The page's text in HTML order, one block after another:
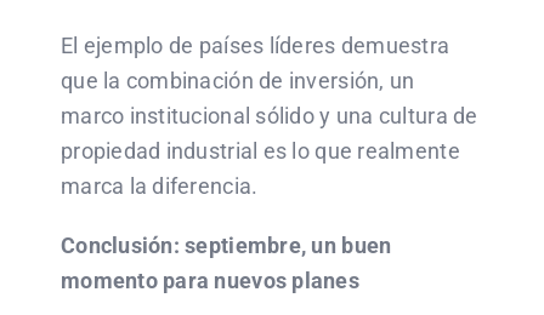
El ejemplo de países líderes demuestra
que la combinación de inversión, un
marco institucional sólido y una cultura de
propiedad industrial es lo que realmente
marca la diferencia.
Conclusión: septiembre, un buen
momento para nuevos planes